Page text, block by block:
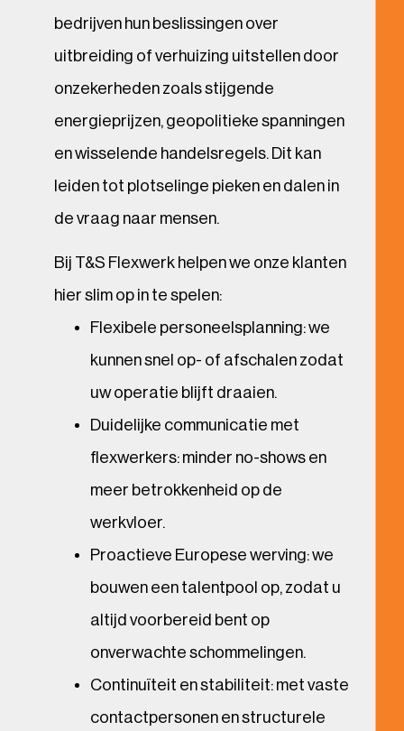
bedrijven hun beslissingen over
uitbreiding of verhuizing uitstellen door
onzekerheden zoals stijgende
energieprijzen, geopolitieke spanningen
en wisselende handelsregels. Dit kan
leiden tot plotselinge pieken en dalen in
de vraag naar mensen.
Bij T&S Flexwerk helpen we onze klanten
hier slim op in te spelen:
Flexibele personeelsplanning: we
kunnen snel op- of afschalen zodat
uw operatie blijft draaien.
Duidelijke communicatie met
flexwerkers: minder no-shows en
meer betrokkenheid op de
werkvloer.
Proactieve Europese werving: we
bouwen een talentpool op, zodat u
altijd voorbereid bent op
onverwachte schommelingen.
Continuïteit en stabiliteit: met vaste
contactpersonen en structurele